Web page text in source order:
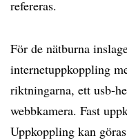
refereras.
För de nätburna
internetuppkoppling
riktningarna, ett usb-
webbkamera. Fast
Uppkoppling kan